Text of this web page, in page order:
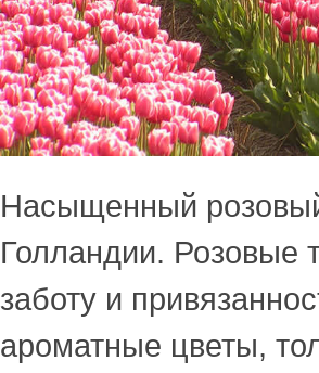
Насыщенный
Голландии. Розовые
заботу и
ароматные цветы,